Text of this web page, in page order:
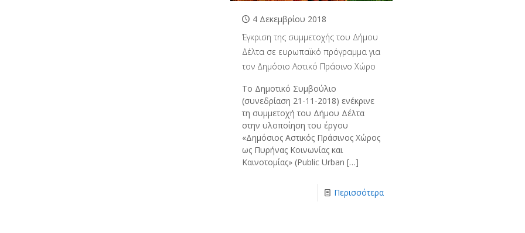
4 Δεκεμβρίου 2018
Έγκριση της συμμετοχής του Δήμου
Δέλτα σε ευρωπαϊκό πρόγραμμα για
τον Δημόσιο Αστικό Πράσινο Χώρο
Το Δημοτικό Συμβούλιο
(συνεδρίαση 21-11-2018) ενέκρινε
τη συμμετοχή του Δήμου Δέλτα
στην υλοποίηση του έργου
«Δημόσιος Αστικός Πράσινος Χώρος
ως Πυρήνας Κοινωνίας και
Καινοτομίας» (Public Urban […]
Περισσότερα